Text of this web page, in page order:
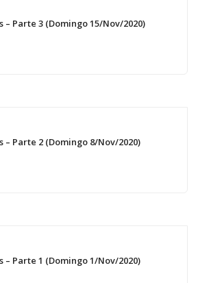
– Parte 3 (Domingo 15/Nov/2020)
– Parte 2 (Domingo 8/Nov/2020)
– Parte 1 (Domingo 1/Nov/2020)